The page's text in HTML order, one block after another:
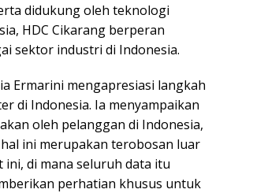
didukung oleh teknologi
HDC Cikarang berperan
sektor industri di Indonesia.
Ermarini mengapresiasi langkah
di Indonesia. Ia menyampaikan
oleh pelanggan di Indonesia,
ini merupakan terobosan luar
di mana seluruh data itu
perhatian khusus untuk